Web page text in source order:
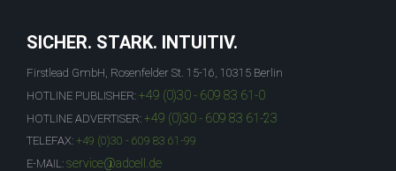
SICHER. STARK. INTUITIV.
Firstlead GmbH, Rosenfelder St. 15-16, 10315 Berlin
HOTLINE PUBLISHER: +49 (0)30 - 609 83 61-0
HOTLINE ADVERTISER: +49 (0)30 - 609 83 61-23
TELEFAX: +49 (0)30 - 609 83 61-99
E-MAIL: service@adcell.de